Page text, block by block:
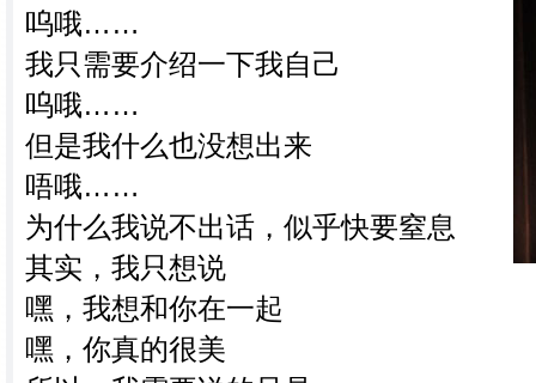
呜哦……
我只需要介绍一下我自己
呜哦……
但是我什么也没想出来
唔哦……
为什么我说不出话，似乎快要窒息
其实，我只想说
嘿，我想和你在一起
嘿，你真的很美